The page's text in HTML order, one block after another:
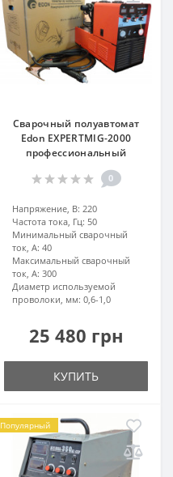
Сварочный полуавтомат
Edon EXPERTMIG-2000
профессиональный
0
Напряжение, В: 220
Частота тока, Гц: 50
Минимальный сварочный
ток, А: 40
Максимальный сварочный
ток, А: 300
Диаметр используемой
проволоки, мм: 0,6-1,0
25 480 грн
КУПИТЬ
Популярный